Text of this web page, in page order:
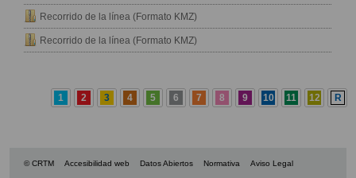
Recorrido de la línea (Formato KMZ)
Recorrido de la línea (Formato KMZ)
1 2 3 4 5 6 7 8 9 10 11 12 R
© CRTM Accesibilidad web Datos Abiertos Normativa Aviso Legal